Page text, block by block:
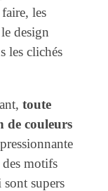
les
design
les clichés
toute
de couleurs
motifs
supers